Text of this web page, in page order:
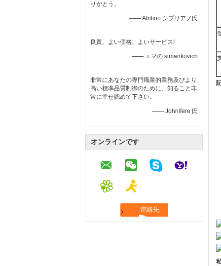
りがとう。
—— Abilioo シプリアノ氏
良質、よい価格、よいサービス!
—— エマの simankovich
非常にあなたの専門職業的業務及びより
高い標準品質制御のために、知ること非
常に幸せ認めて下さい。
—— Johnifere 氏
オンラインです